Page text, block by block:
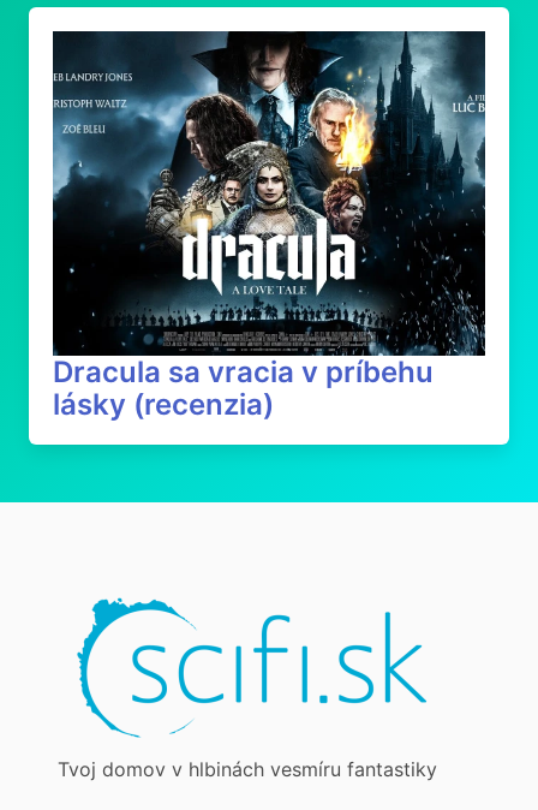
Dracula sa vracia v príbehu
lásky (recenzia)
Tvoj domov v hlbinách vesmíru fantastiky